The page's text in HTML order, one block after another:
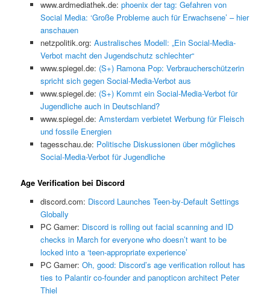
www.ardmediathek.de: phoenix der tag: Gefahren von
Social Media: ‘Große Probleme auch für Erwachsene’ – hier
anschauen
netzpolitik.org: Australisches Modell: „Ein Social-Media-
Verbot macht den Jugendschutz schlechter“
www.spiegel.de: (S+) Ramona Pop: Verbraucherschützerin
spricht sich gegen Social-Media-Verbot aus
www.spiegel.de: (S+) Kommt ein Social-Media-Verbot für
Jugendliche auch in Deutschland?
www.spiegel.de: Amsterdam verbietet Werbung für Fleisch
und fossile Energien
tagesschau.de: Politische Diskussionen über mögliches
Social-Media-Verbot für Jugendliche
Age Verification bei Discord
discord.com: Discord Launches Teen-by-Default Settings
Globally
PC Gamer: Discord is rolling out facial scanning and ID
checks in March for everyone who doesn’t want to be
locked into a ‘teen-appropriate experience’
PC Gamer: Oh, good: Discord’s age verification rollout has
ties to Palantir co-founder and panopticon architect Peter
Thiel